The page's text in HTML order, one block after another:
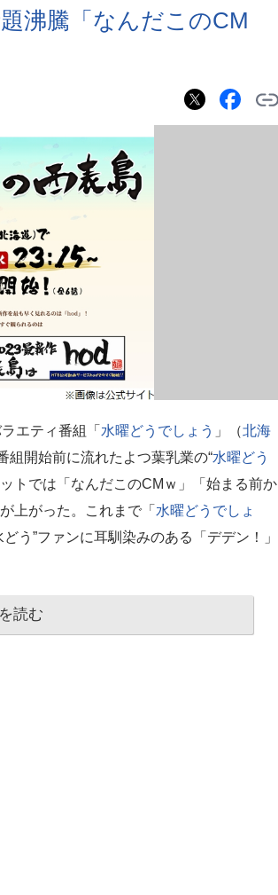
沸騰「なんだこのCM
エティ番組「 水曜どうでしょう 」（北海
組開始前に流れたよつ葉乳業の“水曜どう
トでは「なんだこのCMｗ」「始まる前か
上がった。これまで「 水曜どうでしょ
う”ファンに耳馴染みのある「デデン！」
読む